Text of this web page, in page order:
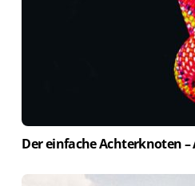
Der einfache Achterknoten